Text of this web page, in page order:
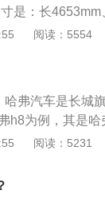
是：长
动两驱max搭载
，后悬架使用
阅读：5554
弗汽车是长城
h8为例，其是
为4806mm，
系提示、前后
阅读：5231